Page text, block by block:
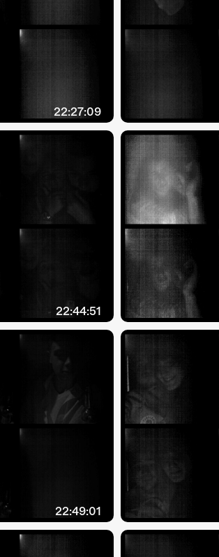
22:27:09
22:44:51
22:49:01